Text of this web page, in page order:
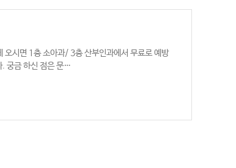
시면 1층 소아과/ 3층 산부인과에서 무료로 예방
. 궁금 하신 점은 문…